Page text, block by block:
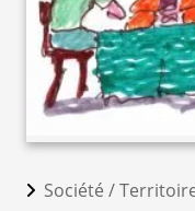
Société /